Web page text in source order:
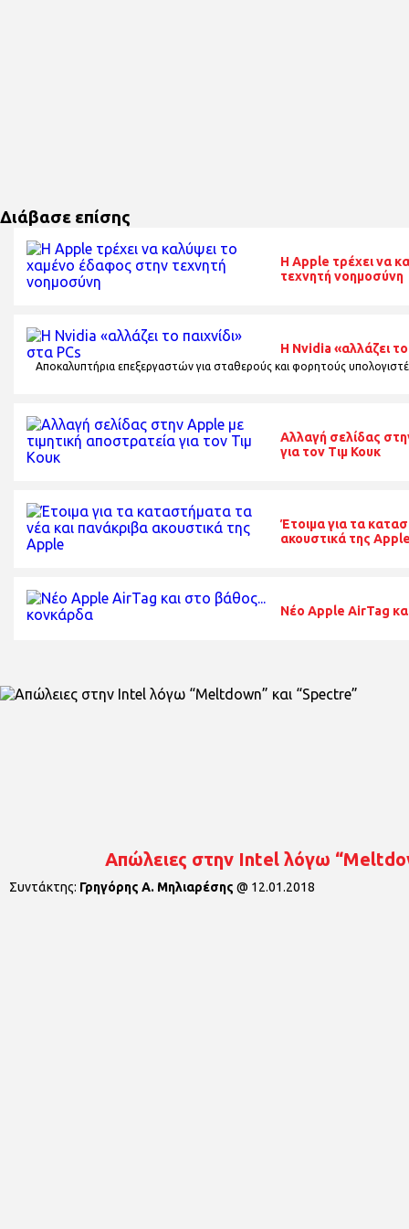
Διάβασε επίσης
Η Apple τρέχει να
τεχνητή νοημοσύνη
Η Nvidia «αλλάζει το
Αποκαλυπτήρια επεξεργαστών για σταθερούς και φορητούς
Αλλαγή σελίδας
για τον Τιμ Κουκ
Έτοιμα για τα
ακουστικά της
Νέο Apple AirTag
Απώλειες στην Intel λόγω
Συντάκτης: Γρηγόρης Α. Μηλιαρέσης @ 12.01.2018